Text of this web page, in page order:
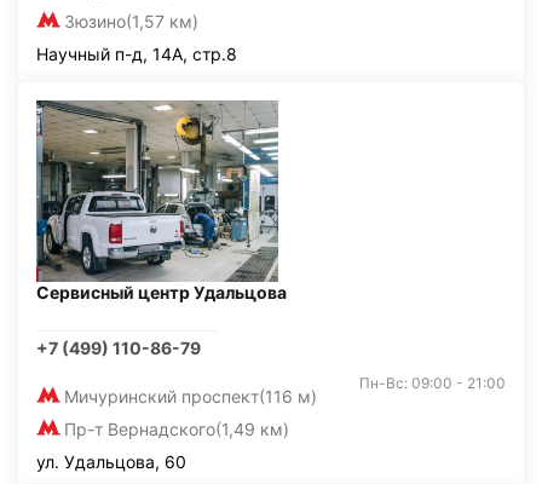
Зюзино(1,57 км)
Научный п-д, 14А, стр.8
Сервисный центр Удальцова
+7 (499) 110-86-79
Мичуринский проспект(116 м)
Пр-т Вернадского(1,49 км)
Пн-Вс: 09:00 - 21:00
ул. Удальцова, 60